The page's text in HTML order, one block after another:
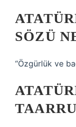
SÖZÜ
“Özgürlük ve